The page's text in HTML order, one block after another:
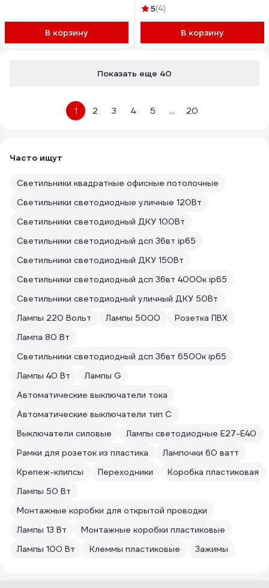
В корзину
УТ-00048498
5(4)
В корзину
Показать еще 40
1 2 3 4 5 ... 20
Часто ищут
Светильники квадратные офисные потолочные
Светильники светодиодные уличные 120Вт
Светильники светодиодный ДКУ 100Вт
Светильники светодиодный дсп 36вт ip65
Светильники светодиодный ДКУ 150Вт
Светильники светодиодный дсп 36вт 4000к ip65
Светильники светодиодный уличный ДКУ 50Вт
Лампы 220 Вольт
Лампы 5000
Розетка ПВХ
Лампа 80 Вт
Светильники светодиодный дсп 36вт 6500к ip65
Лампы 40 Вт
Лампы G
Автоматические выключатели тока
Автоматические выключатели тип C
Выключатели силовые
Лампы светодиодные E27-E40
Рамки для розеток из пластика
Лампочки 60 ватт
Крепеж-клипсы
Переходники
Коробка пластиковая
Лампы 50 Вт
Монтажные коробки для открытой проводки
Лампы 13 Вт
Монтажные коробки пластиковые
Лампы 100 Вт
Клеммы пластиковые Зажимы